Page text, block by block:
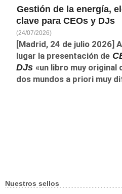
económico de casi 30
años de experiencia que
presenta su cuarto libro.
En búsqueda perpetua
del talento, admira a los
emprendedores y...
es catedrático de
Historia del
Pensamiento
Eméritos de E...
Gestión de la energía,
clave para CEOs y DJs
(24/07/2026)
[Madrid, 24 de julio 2026]
lugar la presentación de
DJs «un libro muy original
dos mundos a priori muy
Nuestros sellos